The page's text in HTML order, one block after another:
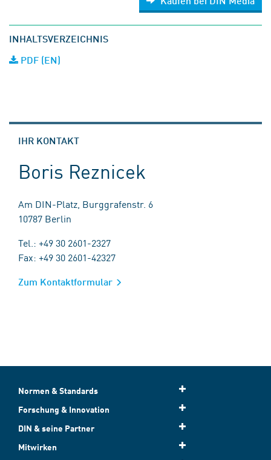
INHALTSVERZEICHNIS
PDF (EN)
IHR KONTAKT
Boris Reznicek
Am DIN-Platz, Burggrafenstr. 6
10787 Berlin
Tel.: +49 30 2601-2327
Fax: +49 30 2601-42327
Zum Kontaktformular
Normen & Standards
Forschung & Innovation
DIN & seine Partner
Mitwirken